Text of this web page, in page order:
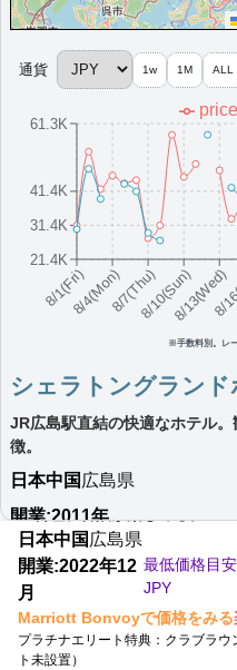
ド有（スイート含む）
More...
フェアフィールド･
蒜山高原
岡山県真庭市にあるモダンな
「The Market」を完備。
中国
岡山県
開業:2022年
11月
最低価格目安:￥
JPY
Marriott Bonvoyで価格をみる
プラチナエリート特典：
クラブラ
More...
フェアフィールド･
世羅
広島・世羅町周辺の旅の拠点
い料理、冒険が楽しめる。
日本中国 広島県
開業:2022年12
月
最低価格目
JPY
Marriott Bonvoyで価格をみる
プラチナエリート特典： クラブラウ
ト未設置）
8/1(Fri)8/4(Mon)8/7(Thu)8/10(Sun)8/13(Wed)
8/
21.4K
31.4K
41.4K
61.3K
price
※手数料別。レ
通貨 1w 1M ALL
シェラトングランド
JR広島駅直結の快適なホテル
徴。
日本中国 広島県
開業:2011年
最低価格目安:￥26,600 JPY
情報サイト:Seal the Deal
Marriott Bonvoyで価格をみる
楽天トラベルのプランをみる
プラチナエリート特典：
ウェルカム